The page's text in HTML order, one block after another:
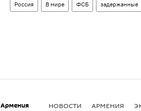
Россия В мире ФСБ задержанные
Армения НОВОСТИ АРМЕНИЯ